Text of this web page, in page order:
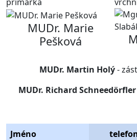
MUDr. Marie
Pešková
MUDr. Martin Holý-
MUDr. Richard Schneedörfler
Jméno